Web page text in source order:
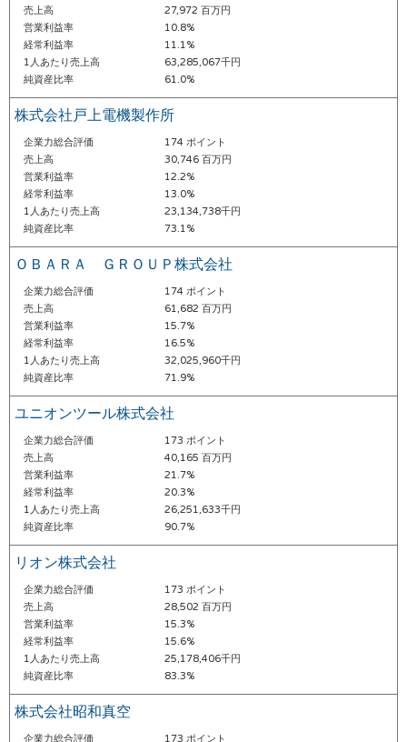
売上高
27,972 百万円
営業利益率
10.8%
経常利益率
11.1%
1人あたり売上高
63,285,067千円
純資産比率
61.0%
株式会社戸上電機製作所
企業力総合評価
174 ポイント
売上高
30,746 百万円
営業利益率
12.2%
経常利益率
13.0%
1人あたり売上高
23,134,738千円
純資産比率
73.1%
ＯＢＡＲＡ ＧＲＯＵＰ株式会社
企業力総合評価
174 ポイント
売上高
61,682 百万円
営業利益率
15.7%
経常利益率
16.5%
1人あたり売上高
32,025,960千円
純資産比率
71.9%
ユニオンツール株式会社
企業力総合評価
173 ポイント
売上高
40,165 百万円
営業利益率
21.7%
経常利益率
20.3%
1人あたり売上高
26,251,633千円
純資産比率
90.7%
リオン株式会社
企業力総合評価
173 ポイント
売上高
28,502 百万円
営業利益率
15.3%
経常利益率
15.6%
1人あたり売上高
25,178,406千円
純資産比率
83.3%
株式会社昭和真空
企業力総合評価 173 ポイント